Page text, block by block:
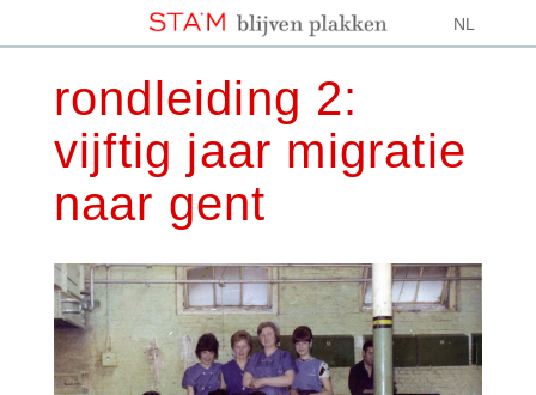
NL
rondleiding 2:
vijftig jaar migratie
naar gent